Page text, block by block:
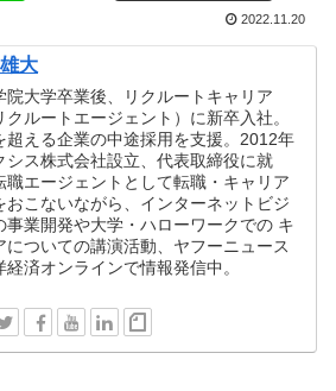
2022.11.20
大
院大学卒業後、リクルートキャリア
クルートエージェント）に新卒入社。
超える企業の中途採用を支援。2012年
シス株式会社設立、代表取締役に就
職エージェントとして転職・キャリア
おこないながら、インターネットビジ
事業開発や大学・ハローワークでの キ
についての講演活動、ヤフーニュース
経済オンラインで情報発信中。